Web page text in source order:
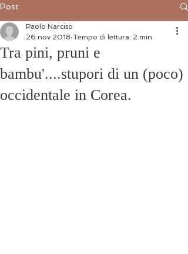
Post
Tra pini, pruni e
bambu'....stupori di un (poco)
occidentale in Corea.
Paolo Narciso
26 nov 2018 Tempo di lettura: 2 min